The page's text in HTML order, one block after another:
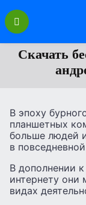
Перейти
содержанию
Скачать
В эпоху
планшетных
больше людей
в
В дополнении
интернету они
видах